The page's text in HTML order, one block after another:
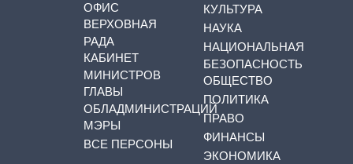
ОФИС
ВЕРХОВНАЯ
РАДА
КАБИНЕТ
МИНИСТРОВ
ГЛАВЫ
ОБЛАДМИНИСТРАЦИЙ
МЭРЫ
ВСЕ ПЕРСОНЫ
КУЛЬТУРА
НАУКА
НАЦИОНАЛЬНАЯ
БЕЗОПАСНОСТЬ
ОБЩЕСТВО
ПОЛИТИКА
ПРАВО
ФИНАНСЫ
ЭКОНОМИКА